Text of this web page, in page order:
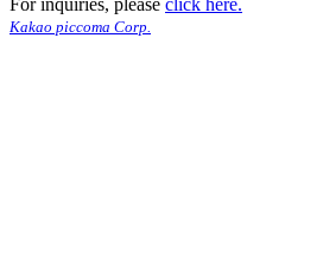
Kakao piccoma Corp.